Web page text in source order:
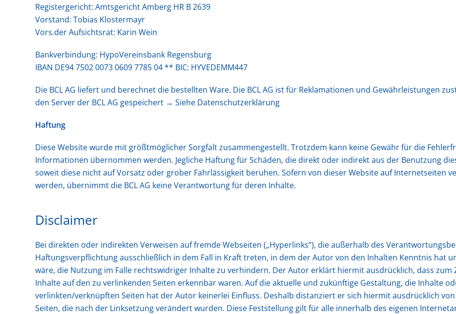
Registergericht: Amtsgericht Amberg HR B 2639
Vorstand: Tobias Klostermayr
Vors.der Aufsichtsrat: Karin Wein
Bankverbindung: HypoVereinsbank Regensburg
IBAN DE94 7502 0073 0609 7785 04 ** BIC: HYVEDEMM447
Die BCL AG liefert und berechnet die bestellten Ware. Die BCL AG ist für Reklamationen und Gewährleistungen
den Server der BCL AG gespeichert → Siehe Datenschutzerklärung
Haftung
Diese Website wurde mit größtmöglicher Sorgfalt zusammengestellt. Trotzdem kann keine Gewähr für die
Informationen übernommen werden. Jegliche Haftung für Schäden, die direkt oder indirekt aus der Benutzung
soweit diese nicht auf Vorsatz oder grober Fahrlässigkeit beruhen. Sofern von dieser Website auf Internetseiten
werden, übernimmt die BCL AG keine Verantwortung für deren Inhalte.
Disclaimer
Bei direkten oder indirekten Verweisen auf fremde Webseiten („Hyperlinks“), die außerhalb des
Haftungsverpflichtung ausschließlich in dem Fall in Kraft treten, in dem der Autor von den Inhalten Kenntnis hat
wäre, die Nutzung im Falle rechtswidriger Inhalte zu verhindern. Der Autor erklärt hiermit ausdrücklich, dass zum
Inhalte auf den zu verlinkenden Seiten erkennbar waren. Auf die aktuelle und zukünftige Gestaltung, die Inhalte
verlinkten/verknüpften Seiten hat der Autor keinerlei Einfluss. Deshalb distanziert er sich hiermit ausdrücklich
Seiten, die nach der Linksetzung verändert wurden. Diese Feststellung gilt für alle innerhalb des eigenen